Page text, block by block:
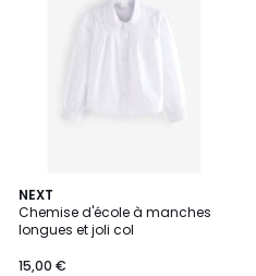
NEXT
Chemise d'école à manches
longues et joli col
15,00 €